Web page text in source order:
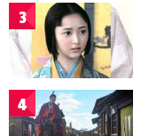
3
4